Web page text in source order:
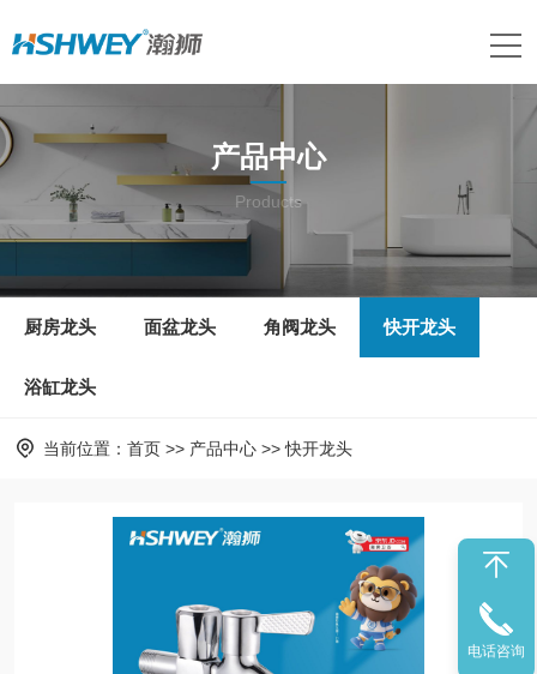
产品中心
Products
厨房龙头 面盆龙头 角阀龙头 快开龙头
浴缸龙头
当前位置： 首页 >> 产品中心 >>快开龙头
电话咨询